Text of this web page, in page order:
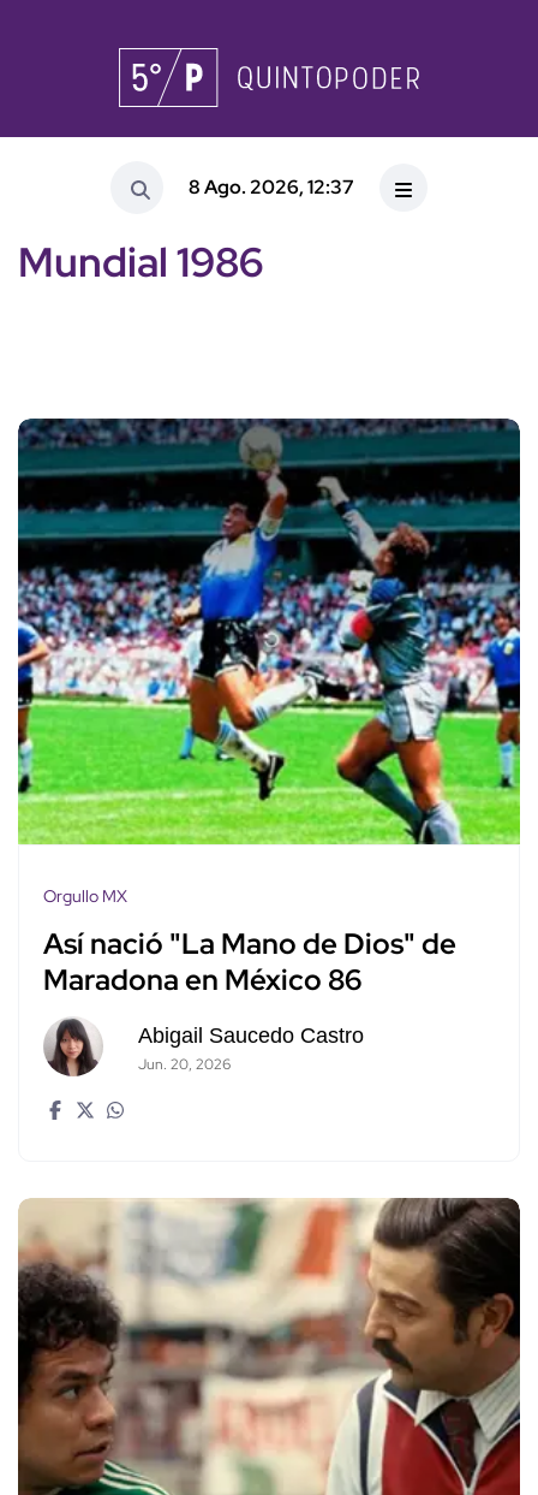
8 Ago. 2026, 12:37
Mundial 1986
Orgullo MX
Así nació "La Mano de Dios" de
Maradona en México 86
Abigail Saucedo Castro
Jun. 20, 2026